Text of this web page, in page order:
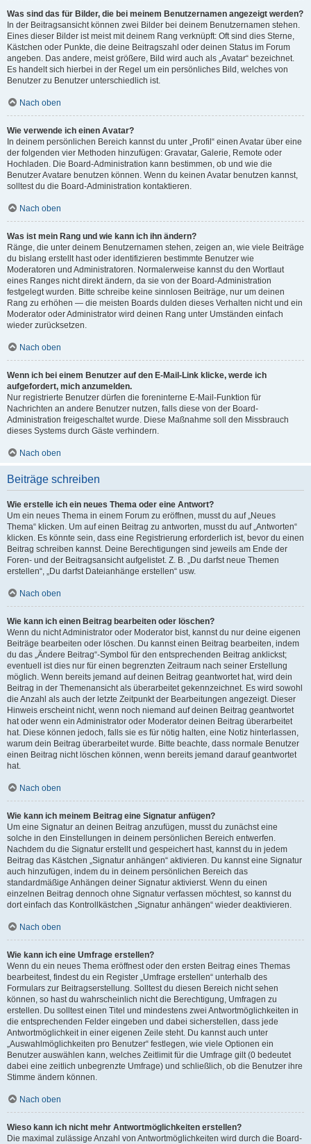
Was sind das für Bilder, die bei meinem Benutzernamen angezeigt werden?
In der Beitragsansicht können zwei Bilder bei deinem Benutzernamen stehen.
Eines dieser Bilder ist meist mit deinem Rang verknüpft: Oft sind dies Sterne,
Kästchen oder Punkte, die deine Beitragszahl oder deinen Status im Forum
angeben. Das andere, meist größere, Bild wird auch als „Avatar“ bezeichnet.
Es handelt sich hierbei in der Regel um ein persönliches Bild, welches von
Benutzer zu Benutzer unterschiedlich ist.
Nach oben
Wie verwende ich einen Avatar?
In deinem persönlichen Bereich kannst du unter „Profil“ einen Avatar über eine
der folgenden vier Methoden hinzufügen: Gravatar, Galerie, Remote oder
Hochladen. Die Board-Administration kann bestimmen, ob und wie die
Benutzer Avatare benutzen können. Wenn du keinen Avatar benutzen kannst,
solltest du die Board-Administration kontaktieren.
Nach oben
Was ist mein Rang und wie kann ich ihn ändern?
Ränge, die unter deinem Benutzernamen stehen, zeigen an, wie viele Beiträge
du bislang erstellt hast oder identifizieren bestimmte Benutzer wie
Moderatoren und Administratoren. Normalerweise kannst du den Wortlaut
eines Ranges nicht direkt ändern, da sie von der Board-Administration
festgelegt wurden. Bitte schreibe keine sinnlosen Beiträge, nur um deinen
Rang zu erhöhen — die meisten Boards dulden dieses Verhalten nicht und ein
Moderator oder Administrator wird deinen Rang unter Umständen einfach
wieder zurücksetzen.
Nach oben
Wenn ich bei einem Benutzer auf den E-Mail-Link klicke, werde ich
aufgefordert, mich anzumelden.
Nur registrierte Benutzer dürfen die foreninterne E-Mail-Funktion für
Nachrichten an andere Benutzer nutzen, falls diese von der Board-
Administration freigeschaltet wurde. Diese Maßnahme soll den Missbrauch
dieses Systems durch Gäste verhindern.
Nach oben
Beiträge schreiben
Wie erstelle ich ein neues Thema oder eine Antwort?
Um ein neues Thema in einem Forum zu eröffnen, musst du auf „Neues
Thema“ klicken. Um auf einen Beitrag zu antworten, musst du auf „Antworten“
klicken. Es könnte sein, dass eine Registrierung erforderlich ist, bevor du einen
Beitrag schreiben kannst. Deine Berechtigungen sind jeweils am Ende der
Foren- und der Beitragsansicht aufgelistet. Z. B. „Du darfst neue Themen
erstellen“, „Du darfst Dateianhänge erstellen“ usw.
Nach oben
Wie kann ich einen Beitrag bearbeiten oder löschen?
Wenn du nicht Administrator oder Moderator bist, kannst du nur deine eigenen
Beiträge bearbeiten oder löschen. Du kannst einen Beitrag bearbeiten, indem
du das „Ändere Beitrag“-Symbol für den entsprechenden Beitrag anklickst;
eventuell ist dies nur für einen begrenzten Zeitraum nach seiner Erstellung
möglich. Wenn bereits jemand auf deinen Beitrag geantwortet hat, wird dein
Beitrag in der Themenansicht als überarbeitet gekennzeichnet. Es wird sowohl
die Anzahl als auch der letzte Zeitpunkt der Bearbeitungen angezeigt. Dieser
Hinweis erscheint nicht, wenn noch niemand auf deinen Beitrag geantwortet
hat oder wenn ein Administrator oder Moderator deinen Beitrag überarbeitet
hat. Diese können jedoch, falls sie es für nötig halten, eine Notiz hinterlassen,
warum dein Beitrag überarbeitet wurde. Bitte beachte, dass normale Benutzer
einen Beitrag nicht löschen können, wenn bereits jemand darauf geantwortet
hat.
Nach oben
Wie kann ich meinem Beitrag eine Signatur anfügen?
Um eine Signatur an deinen Beitrag anzufügen, musst du zunächst eine
solche in den Einstellungen in deinem persönlichen Bereich entwerfen.
Nachdem du die Signatur erstellt und gespeichert hast, kannst du in jedem
Beitrag das Kästchen „Signatur anhängen“ aktivieren. Du kannst eine Signatur
auch hinzufügen, indem du in deinem persönlichen Bereich das
standardmäßige Anhängen deiner Signatur aktivierst. Wenn du einen
einzelnen Beitrag dennoch ohne Signatur verfassen möchtest, so kannst du
dort einfach das Kontrollkästchen „Signatur anhängen“ wieder deaktivieren.
Nach oben
Wie kann ich eine Umfrage erstellen?
Wenn du ein neues Thema eröffnest oder den ersten Beitrag eines Themas
bearbeitest, findest du ein Register „Umfrage erstellen“ unterhalb des
Formulars zur Beitragserstellung. Solltest du diesen Bereich nicht sehen
können, so hast du wahrscheinlich nicht die Berechtigung, Umfragen zu
erstellen. Du solltest einen Titel und mindestens zwei Antwortmöglichkeiten in
die entsprechenden Felder eingeben und dabei sicherstellen, dass jede
Antwortmöglichkeit in einer eigenen Zeile steht. Du kannst auch unter
„Auswahlmöglichkeiten pro Benutzer“ festlegen, wie viele Optionen ein
Benutzer auswählen kann, welches Zeitlimit für die Umfrage gilt (0 bedeutet
dabei eine zeitlich unbegrenzte Umfrage) und schließlich, ob die Benutzer ihre
Stimme ändern können.
Nach oben
Wieso kann ich nicht mehr Antwortmöglichkeiten erstellen?
Die maximal zulässige Anzahl von Antwortmöglichkeiten wird durch die Board-